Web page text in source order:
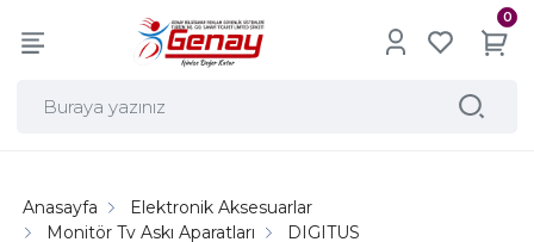
0
Anasayfa
Elektronik Aksesuarlar
Monitör Tv Askı Aparatları
DIGITUS